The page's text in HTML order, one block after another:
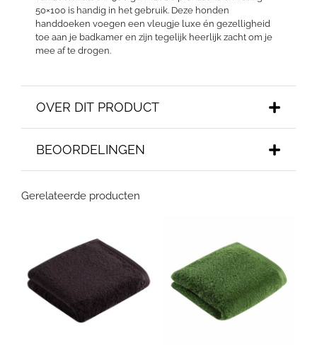
50×100 is handig in het gebruik. Deze honden
handdoeken voegen een vleugje luxe én gezelligheid
toe aan je badkamer en zijn tegelijk heerlijk zacht om je
mee af te drogen.
OVER DIT PRODUCT
BEOORDELINGEN
Gerelateerde producten